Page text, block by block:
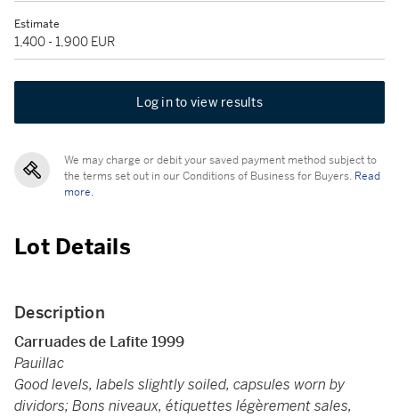
Estimate
1,400 - 1,900 EUR
Log in to view results
We may charge or debit your saved payment method subject to
the terms set out in our Conditions of Business for Buyers. Read
more.
Lot Details
Description
Carruades de Lafite 1999
Pauillac
Good levels, labels slightly soiled, capsules worn by
dividors; Bons niveaux, étiquettes légèrement sales,